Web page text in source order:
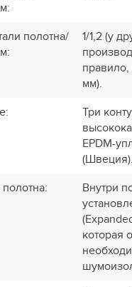
:
полотна/
:
1/1,2 (у
мм).
:
Три
EPDM-
(Швеция).
:
Внутри
которая